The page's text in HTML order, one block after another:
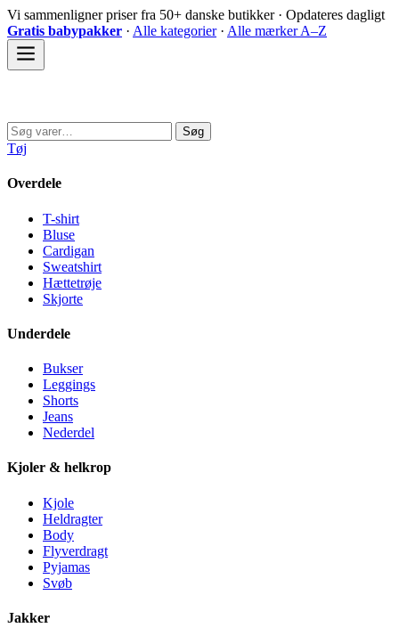
Spring
til
indhold
Vi sammenligner priser fra 50+ danske butikker · Opdateres dagligt
Gratis babypakker · Alle kategorier· Alle mærker A–Z
Søg
efter:
Søg
Tøj
Overdele
T-shirt
Bluse
Cardigan
Sweatshirt
Hættetrøje
Skjorte
Underdele
Bukser
Leggings
Shorts
Jeans
Nederdel
Kjoler & helkrop
Kjole
Heldragter
Body
Flyverdragt
Pyjamas
Svøb
Jakker